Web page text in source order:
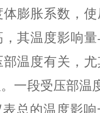
膨胀系数，
其温度影响
温度有关，
一段受压部温
总的温度影